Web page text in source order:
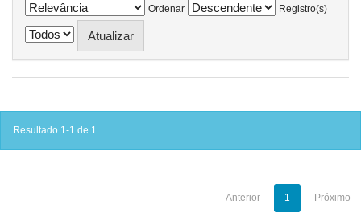
Ordenar
Registro(s)
Resultado 1-1 de 1.
Anterior 1 Próximo